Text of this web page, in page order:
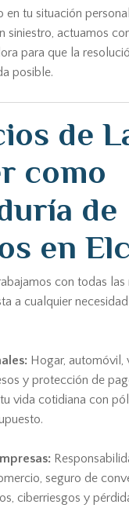
en tu situación
siniestro, actuamos
para que la
posible.
de
como
de
en
con todas
a cualquier
Hogar, automóvil,
y protección de
vida cotidiana con
seguro de
ciberriesgos y